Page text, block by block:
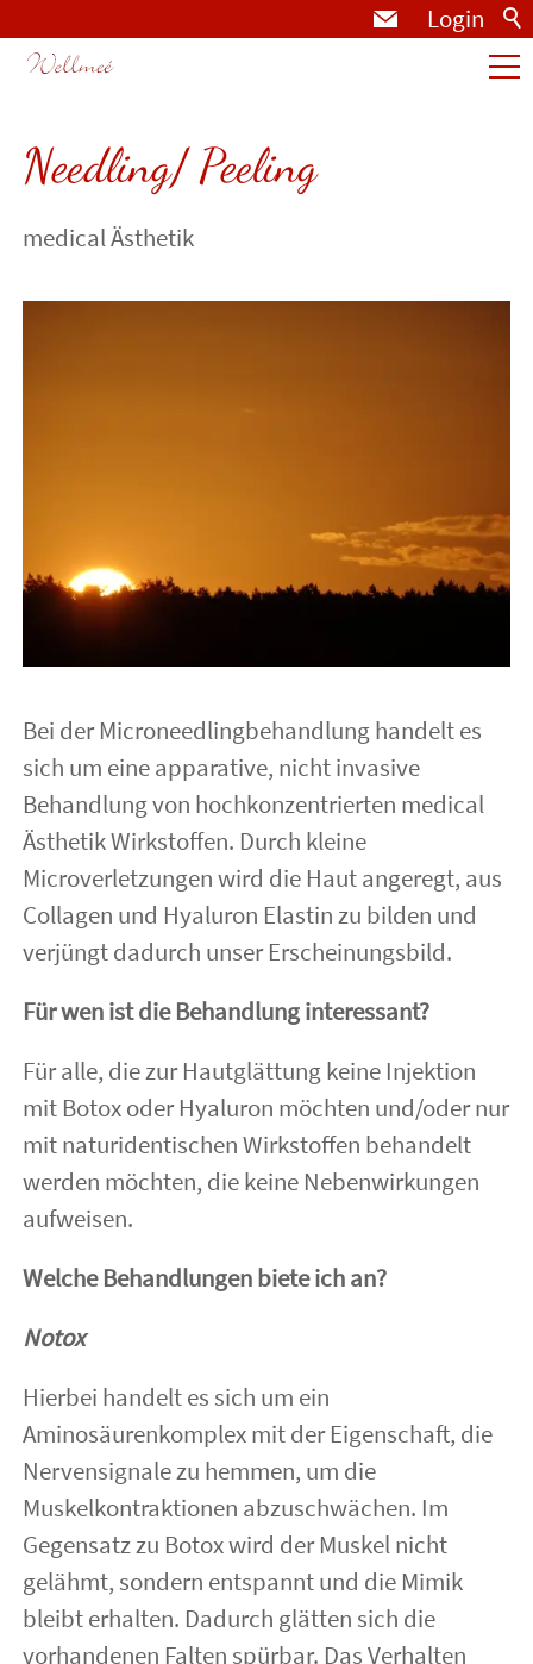
Login
Die Praxis
Aktuelles
Twotec Couperose
Twotec Cell IQ, UltraMeso
Möglichkeiten
Hautanalyse
Zusatzbehandlung Lifting
onetec
PMU
Vital
Kontakt
Needling/ Peeling
medical Ästhetik
Bei der Microneedlingbehandlung handelt es
sich um eine apparative, nicht invasive
Behandlung von hochkonzentrierten medical
Ästhetik Wirkstoffen. Durch kleine
Microverletzungen wird die Haut angeregt, aus
Collagen und Hyaluron Elastin zu bilden und
verjüngt dadurch unser Erscheinungsbild.
Für wen ist die Behandlung interessant?
Für alle, die zur Hautglättung keine Injektion
mit Botox oder Hyaluron möchten und/oder nur
mit naturidentischen Wirkstoffen behandelt
werden möchten, die keine Nebenwirkungen
aufweisen.
Welche Behandlungen biete ich an?
Notox
Hierbei handelt es sich um ein
Aminosäurenkomplex mit der Eigenschaft, die
Nervensignale zu hemmen, um die
Muskelkontraktionen abzuschwächen. Im
Gegensatz zu Botox wird der Muskel nicht
gelähmt, sondern entspannt und die Mimik
bleibt erhalten. Dadurch glätten sich die
vorhandenen Falten spürbar. Das Verhalten